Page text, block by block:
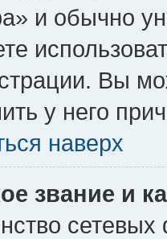
и обычно
Вы
у него
наверх
звание и
сетевых